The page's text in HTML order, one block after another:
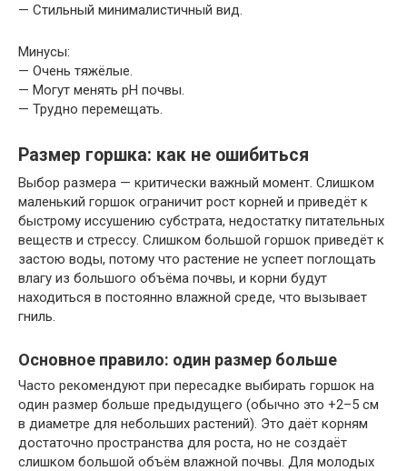
— Стильный минималистичный вид.
Минусы:
— Очень тяжёлые.
— Могут менять pH почвы.
— Трудно перемещать.
Размер горшка: как не ошибиться
Выбор размера — критически важный момент. Слишком
маленький горшок ограничит рост корней и приведёт к
быстрому иссушению субстрата, недостатку питательных
веществ и стрессу. Слишком большой горшок приведёт к
застою воды, потому что растение не успеет поглощать
влагу из большого объёма почвы, и корни будут
находиться в постоянно влажной среде, что вызывает
гниль.
Основное правило: один размер больше
Часто рекомендуют при пересадке выбирать горшок на
один размер больше предыдущего (обычно это +2–5 см
в диаметре для небольших растений). Это даёт корням
достаточно пространства для роста, но не создаёт
слишком большой объём влажной почвы. Для молодых